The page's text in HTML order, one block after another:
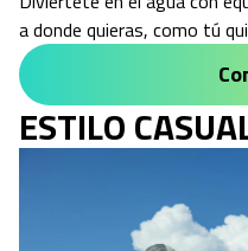
a donde quieras, como tú
ESTILO